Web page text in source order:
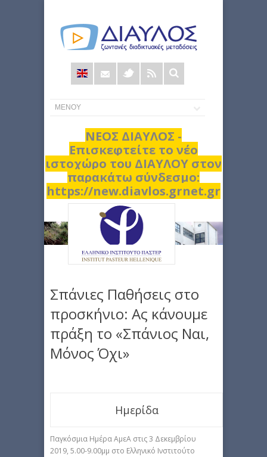
Φόρμα
αναζήτησης
ΝΕΟΣ ΔΙΑΥΛΟΣ -
Επισκεφτείτε το νέο
ιστοχώρο του ΔΙΑΥΛΟΥ στον
παρακάτω σύνδεσμο:
https://new.diavlos.grnet.gr
Σπάνιες Παθήσεις στο
προσκήνιο: Ας κάνουμε
πράξη το «Σπάνιος Ναι,
Μόνος Όχι»
Ημερίδα
Παγκόσμια Ημέρα ΑμεΑ στις 3 Δεκεμβρίου
2019, 5.00-9.00μμ στο Ελληνικό Ινστιτούτο